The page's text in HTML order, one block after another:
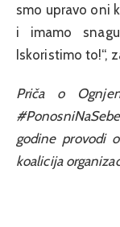
smo upravo oni
i imamo
Iskoristimo to!“,
Priča o
godine provodi
koalicija